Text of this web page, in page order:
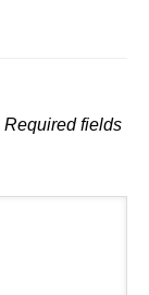
Required fields